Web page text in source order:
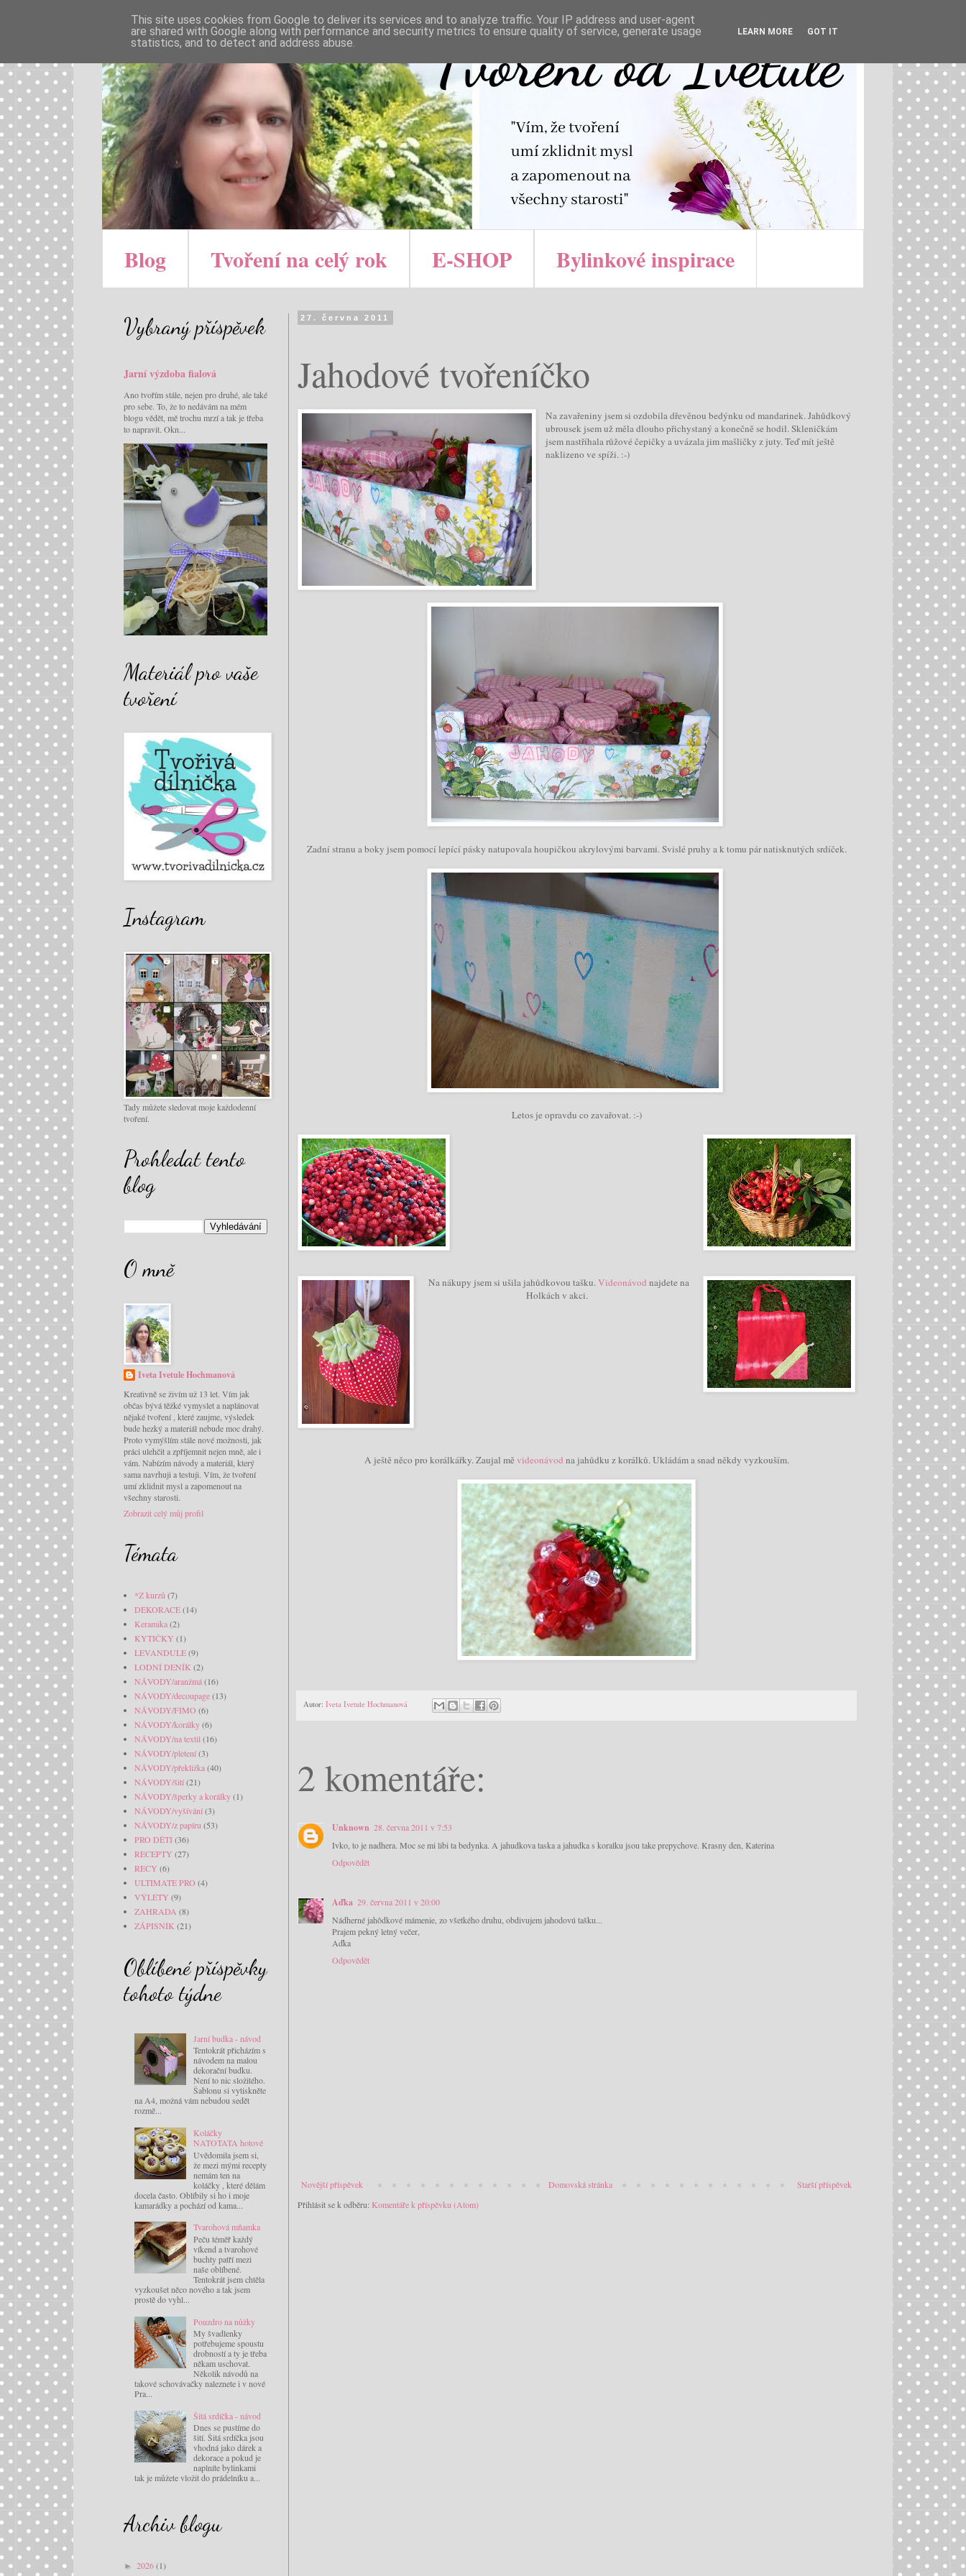
Blog Tvoření na celý rok E-SHOP Bylinkové inspirace
27. června 2011
Jahodové tvořeníčko
Na zavařeniny jsem si ozdobila dřevěnou bedýnku od mandarinek. Jahůdkový
ubrousek jsem už měla dlouho přichystaný a konečně se hodil. Skleničkám
jsem nastříhala růžové čepičky a uvázala jim mašličky z juty. Teď mít ještě
naklizeno ve spíži. :-)
Zadní stranu a boky jsem pomocí lepící pásky natupovala houpičkou akrylovými barvami. Svislé pruhy a k tomu pár natisknutých srdíček.
Letos je opravdu co zavařovat. :-)
Na nákupy jsem si ušila jahůdkovou tašku.Videonávod najdete na
Holkách v akci.
A ještě něco pro korálkářky. Zaujal mě videonávod na jahůdku z korálků. Ukládám a snad někdy vyzkouším.
Autor: Iveta Ivetule Hochmanová
2 komentáře:
Unknown 28. června 2011 v 7:53
Ivko, to je nadhera. Moc se mi libi ta bedynka. A jahudkova taska a jahudka s koralku jsou take prepychove. Krasny den, Katerina
Odpovědět
Aďka 29. června 2011 v 20:00
Nádherné jahôdkové mámenie, zo všetkého druhu, obdivujem jahodovú tašku...
Prajem pekný letný večer,
Aďka
Odpovědět
Novější příspěvek Starší příspěvek
Domovská stránka
Přihlásit se k odběru: Komentáře k příspěvku (Atom)
Vybraný příspěvek
Jarní výzdoba fialová
Ano tvořím stále, nejen pro druhé, ale také
pro sebe. To, že to nedávám na mém
blogu vědět, mě trochu mrzí a tak je třeba
to napravit. Okn...
Materiál pro vaše
tvoření
Instagram
Tady můžete sledovat moje každodenní
tvoření.
Prohledat tento
blog
O mně
Iveta Ivetule Hochmanová
Kreativně se živím už 13 let. Vím jak
občas bývá těžké vymyslet a naplánovat
nějaké tvoření , které zaujme, výsledek
bude hezký a materiál nebude moc drahý.
Proto vymýšlím stále nové možnosti, jak
práci ulehčit a zpříjemnit nejen mně, ale i
vám. Nabízím návody a materiál, který
sama navrhuji a testuji. Vím, že tvoření
umí zklidnit mysl a zapomenout na
všechny starosti.
Zobrazit celý můj profil
Témata
*Z kurzů (7)
DEKORACE(14)
Keramika(2)
KYTIČKY (1)
LEVANDULE(9)
LODNÍ DENÍK (2)
NÁVODY/aranžmá(16)
NÁVODY/decoupage(13)
NÁVODY/FIMO (6)
NÁVODY/korálky(6)
NÁVODY/na textil (16)
NÁVODY/pletení(3)
NÁVODY/překližka(40)
NÁVODY/šití(21)
NÁVODY/šperky a korálky(1)
NÁVODY/vyšívání(3)
NÁVODY/z papíru (53)
PRO DĚTI(36)
RECEPTY (27)
RECY (6)
ULTIMATE PRO (4)
VÝLETY (9)
ZAHRADA (8)
ZÁPISNÍK (21)
Oblíbené příspěvky
tohoto týdne
Jarní budka - návod
Tentokrát přicházím s
návodem na malou
dekorační budku.
Není to nic složitého.
Šablonu si vytiskněte
na A4, možná vám nebudou sedět
rozmě...
Koláčky
NATOTATA hotové
Uvědomila jsem si,
že mezi mými recepty
nemám ten na
koláčky , které dělám
docela často. Oblíbily si ho i moje
kamarádky a pochází od kama...
Tvarohová mňamka
Peču téměř každý
víkend a tvarohové
buchty patří mezi
naše oblíbené.
Tentokrát jsem chtěla
vyzkoušet něco nového a tak jsem
prostě do vyhl...
Pouzdro na nůžky
My švadlenky
potřebujeme spoustu
drobností a ty je třeba
někam uschovat.
Několik návodů na
takové schovávačky naleznete i v nové
Pra...
Šitá srdíčka - návod
Dnes se pustíme do
šití. Šitá srdíčka jsou
vhodná jako dárek a
dekorace a pokud je
naplníte bylinkami
tak je můžete vložit do prádelníku a...
Archiv blogu
► 2026(1)
This site uses cookies from Google to deliver its services and to analyze traffic. Your IP address and user-agent
are shared with Google along with performance and security metrics to ensure quality of service, generate usage
statistics, and to detect and address abuse.
LEARN MORE GOT IT